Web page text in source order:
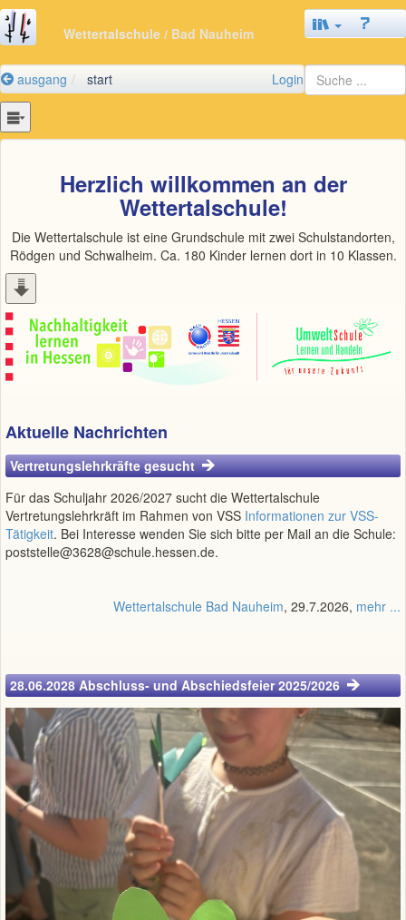
Wettertalschule / Bad Nauheim
ausgang start Login
Herzlich willkommen an der
Wettertalschule!
Die Wettertalschule ist eine Grundschule mit zwei Schulstandorten,
Rödgen und Schwalheim. Ca. 180 Kinder lernen dort in 10 Klassen.
Aktuelle Nachrichten
Vertretungslehrkräfte gesucht
Für das Schuljahr 2026/2027 sucht die Wettertalschule
Vertretungslehrkräft im Rahmen von VSS Informationen zur VSS-
Tätigkeit. Bei Interesse wenden Sie sich bitte per Mail an die Schule:
poststelle@3628@schule.hessen.de.
Wettertalschule Bad Nauheim, 29.7.2026, mehr ...
28.06.2028 Abschluss- und Abschiedsfeier 2025/2026